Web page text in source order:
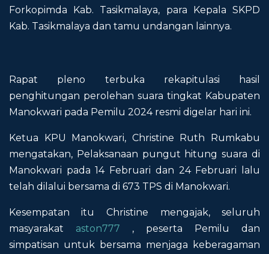
Forkopimda Kab. Tasikmalaya, para Kepala SKPD
Kab. Tasikmalaya dan tamu undangan lainnya.
Rapat pleno terbuka rekapitulasi hasil
penghitungan perolehan suara tingkat Kabupaten
Manokwari pada Pemilu 2024 resmi digelar hari ini.
Ketua KPU Manokwari, Christine Ruth Rumkabu
mengatakan, Pelaksanaan pungut hitung suara di
Manokwari pada 14 Februari dan 24 Februari lalu
telah dilalui bersama di 673 TPS di Manokwari.
Kesempatan itu Christine mengajak, seluruh
masyarakat aston777 , peserta Pemilu dan
simpatisan untuk bersama menjaga keberagaman